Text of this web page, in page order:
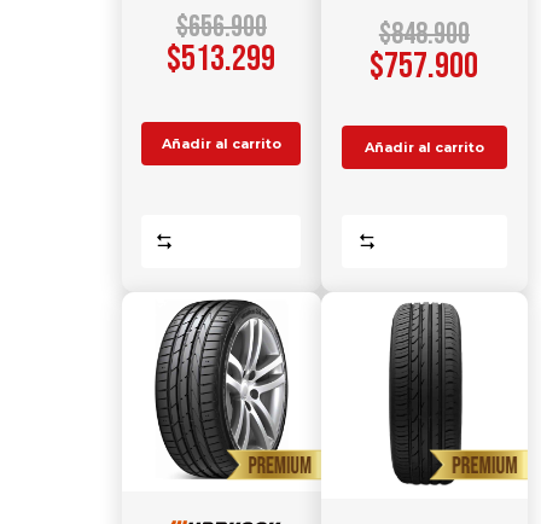
$656.900
$513.299
Añadir al carrito
$848.900
$757.900
Añadir al carrito